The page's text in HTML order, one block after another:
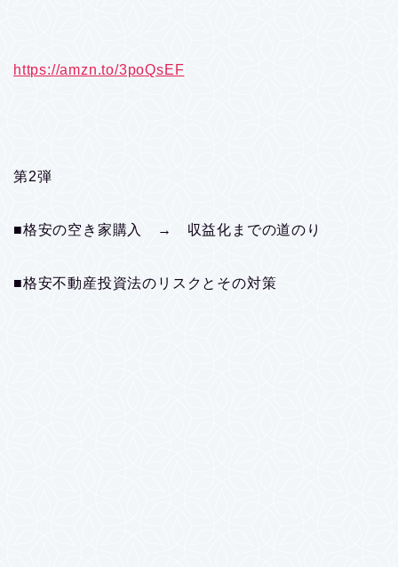
https://amzn.to/3poQsEF
第2弾
■格安の空き家購入 → 収益化までの道のり
■格安不動産投資法のリスクとその対策